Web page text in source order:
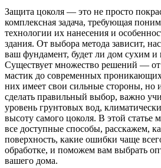
Защита цоколя — это не просто
комплексная задача, требующая
технологии их нанесения и
здания. От выбора метода зависит,
ваш фундамент, будет ли дом сухим
Существует множество решений —
мастик до современных
них имеет свои сильные стороны, но
сделать правильный выбор, важно
уровень грунтовых вод,
высоту самого цоколя. В этой статье
все доступные способы, расскажем,
поверхность, какие ошибки чаще
обработке, и поможем вам выбрать
вашего дома.